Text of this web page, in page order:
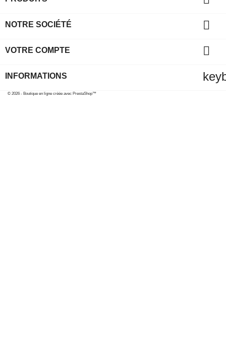
NOTRE SOCIÉTÉ 
VOTRE COMPTE 
INFORMATIONS
© 2026 - Boutique en ligne créée avec PrestaShop™